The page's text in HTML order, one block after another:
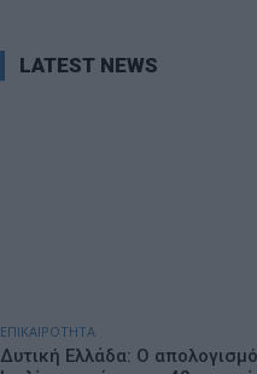
LATEST NEWS
ΕΠΙΚΑΙΡΟΤΗΤΑ
Δυτική Ελλάδα: Ο